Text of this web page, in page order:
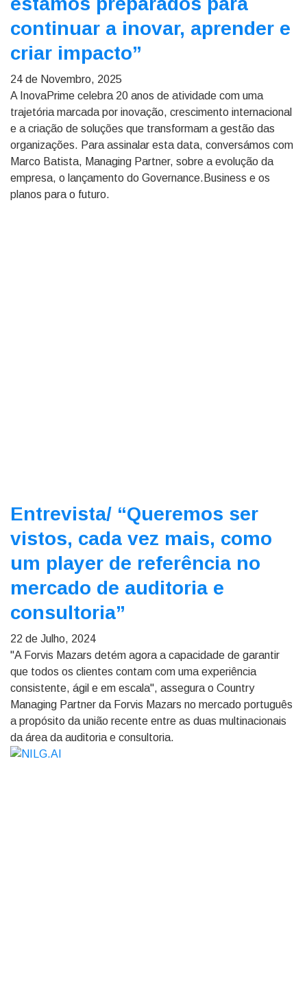
continuar a inovar, aprender e
criar impacto”
24 de Novembro, 2025
A InovaPrime celebra 20 anos de atividade com uma
trajetória marcada por inovação, crescimento internacional
e a criação de soluções que transformam a gestão das
organizações. Para assinalar esta data, conversámos com
Marco Batista, Managing Partner, sobre a evolução da
empresa, o lançamento do Governance.Business e os
planos para o futuro.
Entrevista/ “Queremos ser
vistos, cada vez mais, como
um player de referência no
mercado de auditoria e
consultoria”
22 de Julho, 2024
"A Forvis Mazars detém agora a capacidade de garantir
que todos os clientes contam com uma experiência
consistente, ágil e em escala", assegura o Country
Managing Partner da Forvis Mazars no mercado português
a propósito da união recente entre as duas multinacionais
da área da auditoria e consultoria.